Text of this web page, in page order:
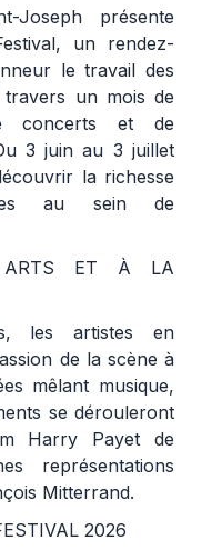
Joseph présente
un rendez-
le travail des
travers un mois de
concerts et de
3 juin au 3 juillet
la richesse
au sein de
ARTS ET À LA
les artistes en
de la scène à
mêlant musique,
se dérouleront
Harry Payet de
représentations
Mitterrand.
2026